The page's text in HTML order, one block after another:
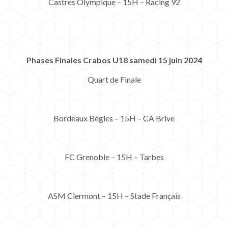
Phases Finales Crabos U18 samedi 15 juin 2024
Quart de Finale
Bordeaux Bègles – 15H – CA Brive
FC Grenoble – 15H – Tarbes
ASM Clermont – 15H – Stade Français